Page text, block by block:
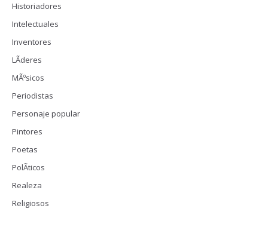
Historiadores
Intelectuales
Inventores
LÃ­deres
MÃºsicos
Periodistas
Personaje popular
Pintores
Poetas
PolÃ­ticos
Realeza
Religiosos